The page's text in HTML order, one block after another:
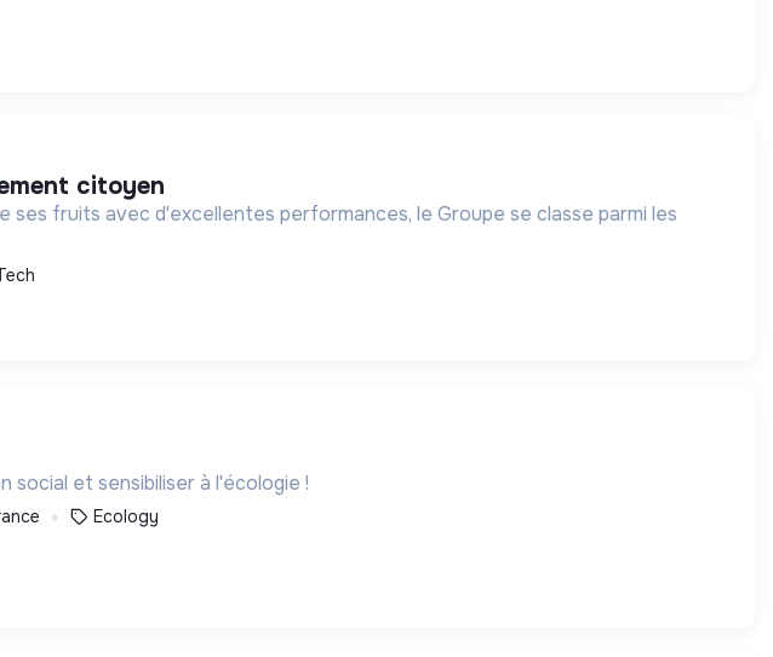
citoyen
ses fruits avec d'excellentes performances, le Groupe se classe parmi les
et sensibiliser à l'écologie !
Ecology